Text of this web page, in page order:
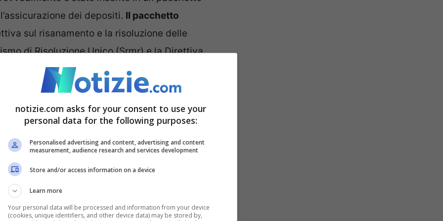
dei depositi. Il pacchetto
sul risanamento e la risoluzione delle
di Risoluzione Unico (Srmr) e la Direttiva
– Partito democratico)
Tagli– fornisce finalmente alle autorità di
gestire il fallimento di piccole e medie
di agire con maggiore rapidità e decisione
tutelare il denaro dei
notizie.com asks for your consent to use your
personal data for the following purposes:
Personalised advertising and content, advertising and content
measurement, audience research and services development
Store and/or access information on a device
Learn more
Your personal data will be processed and information from your device
(cookies, unique identifiers, and other device data) may be stored by,